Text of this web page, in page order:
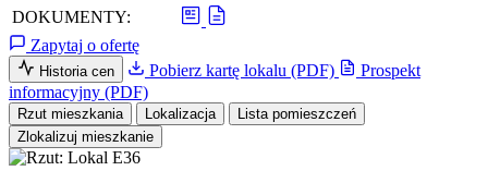
DOKUMENTY:
Zapytaj o ofertę
Historia cen Pobierz kartę lokalu (PDF)
Prospekt
informacyjny (PDF)
Rzut mieszkania Lokalizacja
Lista pomieszczeń
Zlokalizuj mieszkanie